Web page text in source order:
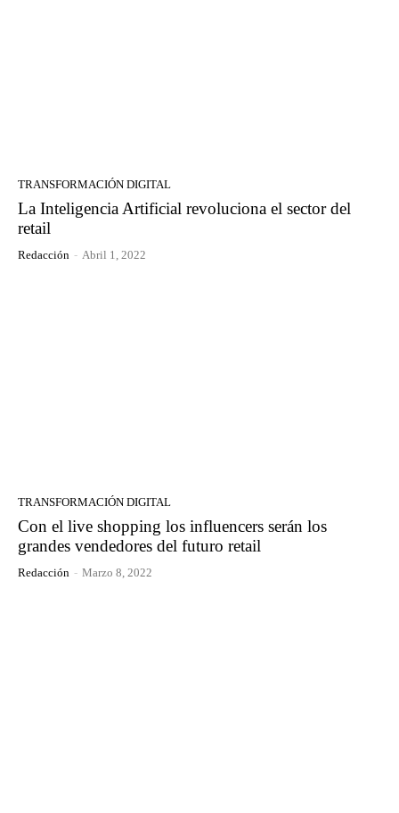
TRANSFORMACIÓN DIGITAL
La Inteligencia Artificial revoluciona el sector del
retail
Redacción - Abril 1, 2022
TRANSFORMACIÓN DIGITAL
Con el live shopping los influencers serán los
grandes vendedores del futuro retail
Redacción - Marzo 8, 2022